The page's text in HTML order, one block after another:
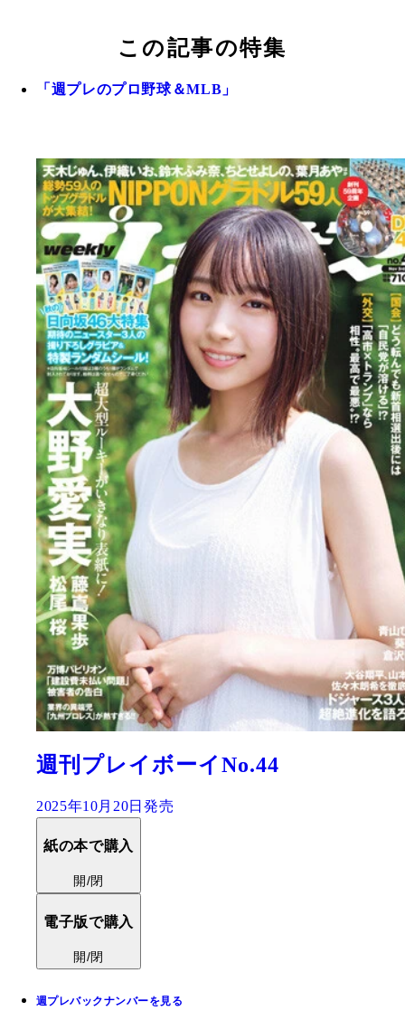
この記事の特集
「週プレのプロ野球＆MLB」
週刊プレイボーイNo.44
2025年10月20日発売
紙の本で購入
開/閉
電子版で購入
開/閉
週プレバックナンバーを見る